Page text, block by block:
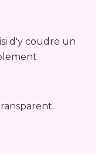
d'y coudre un